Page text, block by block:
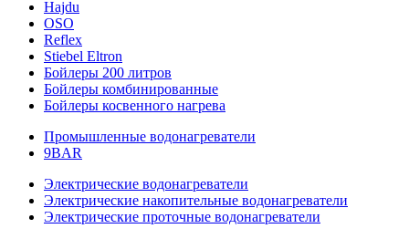
Hajdu
OSO
Reflex
Stiebel Eltron
Бойлеры 200 литров
Бойлеры комбинированные
Бойлеры косвенного нагрева
Промышленные водонагреватели
9BAR
Электрические водонагреватели
Электрические накопительные водонагреватели
Электрические проточные водонагреватели